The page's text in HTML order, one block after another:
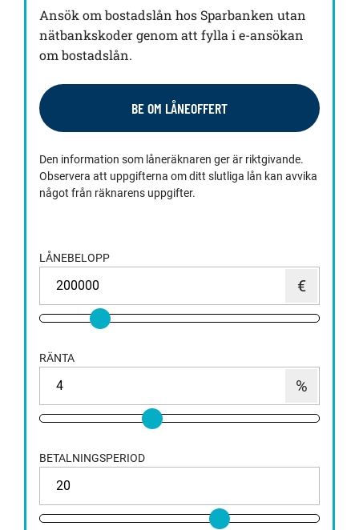
Ansök om bostadslån hos Sparbanken utan
nätbankskoder genom att fylla i e-ansökan
om bostadslån.
BE OM LÅNEOFFERT
Den information som låneräknaren ger är riktgivande.
Observera att uppgifterna om ditt slutliga lån kan avvika
något från räknarens uppgifter.
LÅNEBELOPP
RÄNTA
BETALNINGSPERIOD